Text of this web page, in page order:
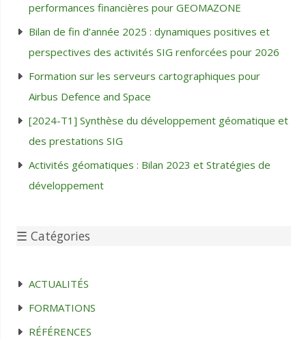
performances financières pour GEOMAZONE
Bilan de fin d’année 2025 : dynamiques positives et
perspectives des activités SIG renforcées pour 2026
Formation sur les serveurs cartographiques pour
Airbus Defence and Space
[2024-T1] Synthèse du développement géomatique et
des prestations SIG
Activités géomatiques : Bilan 2023 et Stratégies de
développement
☰ Catégories
ACTUALITÉS
FORMATIONS
RÉFÉRENCES